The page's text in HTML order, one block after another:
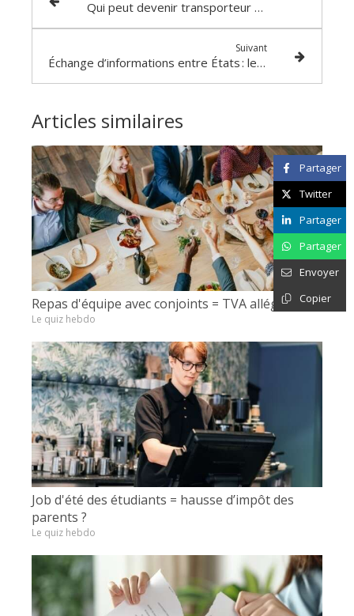
Qui peut devenir transporteur fluvial ?
Suivant
Échange d’informations entre États : les droits d’auteur dans la ligne de mire !
Articles similaires
Repas d'équipe avec conjoints = TVA allégée ?
Le quiz hebdo
Job d'été des étudiants = hausse d’impôt des
parents ?
Le quiz hebdo
Partager
Twitter
Partager
Partager
Envoyer
Copier